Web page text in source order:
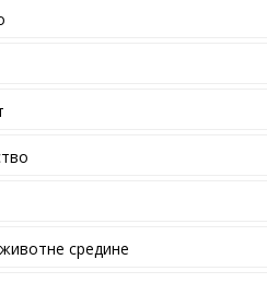
средине